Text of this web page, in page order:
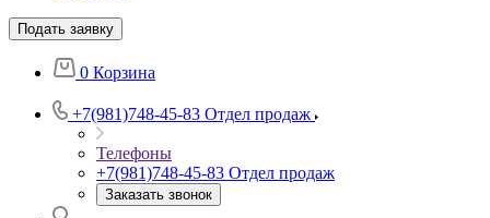
Подать заявку
0 Корзина
+7(981)748-45-83 Отдел продаж
Телефоны
+7(981)748-45-83 Отдел продаж
Заказать звонок